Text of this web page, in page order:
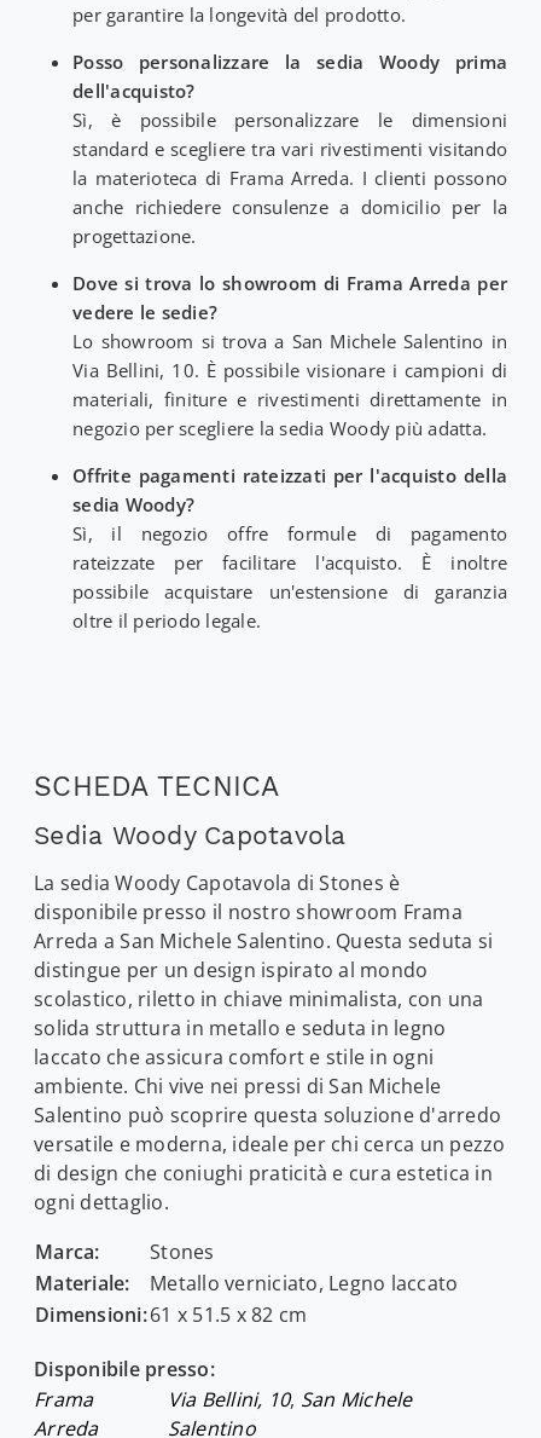
per garantire la longevità del prodotto.
Posso personalizzare la sedia Woody prima
dell'acquisto?
Sì, è possibile personalizzare le dimensioni
standard e scegliere tra vari rivestimenti visitando
la materioteca di Frama Arreda. I clienti possono
anche richiedere consulenze a domicilio per la
progettazione.
Dove si trova lo showroom di Frama Arreda per
vedere le sedie?
Lo showroom si trova a San Michele Salentino in
Via Bellini, 10. È possibile visionare i campioni di
materiali, finiture e rivestimenti direttamente in
negozio per scegliere la sedia Woody più adatta.
Offrite pagamenti rateizzati per l'acquisto della
sedia Woody?
Sì, il negozio offre formule di pagamento
rateizzate per facilitare l'acquisto. È inoltre
possibile acquistare un'estensione di garanzia
oltre il periodo legale.
SCHEDA TECNICA
Sedia Woody Capotavola
La sedia Woody Capotavola di Stones è
disponibile presso il nostro showroom Frama
Arreda a San Michele Salentino. Questa seduta si
distingue per un design ispirato al mondo
scolastico, riletto in chiave minimalista, con una
solida struttura in metallo e seduta in legno
laccato che assicura comfort e stile in ogni
ambiente. Chi vive nei pressi di San Michele
Salentino può scoprire questa soluzione d'arredo
versatile e moderna, ideale per chi cerca un pezzo
di design che coniughi praticità e cura estetica in
ogni dettaglio.
Marca:
Stones
Materiale:
Metallo verniciato, Legno laccato
Dimensioni:61 x 51.5 x 82 cm
Disponibile presso:
Frama
Arreda
Via Bellini, 10, San Michele
Salentino